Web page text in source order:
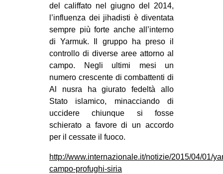
del califfato nel giugno del 2014,
l’influenza dei jihadisti è diventata
sempre più forte anche all’interno
di Yarmuk. Il gruppo ha preso il
controllo di diverse aree attorno al
campo. Negli ultimi mesi un
numero crescente di combattenti di
Al nusra ha giurato fedeltà allo
Stato islamico, minacciando di
uccidere chiunque si fosse
schierato a favore di un accordo
per il cessate il fuoco.
http://www.internazionale.it/notizie/2015/04/01/
campo-profughi-siria